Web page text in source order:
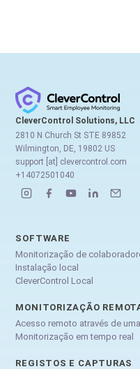
CleverControl Solutions, LLC
2810 N Church St STE 89852
Wilmington, DE, 19802 US
support [at] clevercontrol.com
+14072501040
SOFTWARE
Monitorização de
Instalação local
CleverControl Local
MONITORIZAÇÃO
Acesso remoto através de
Monitorização em tempo real
REGISTOS E CAPTURAS